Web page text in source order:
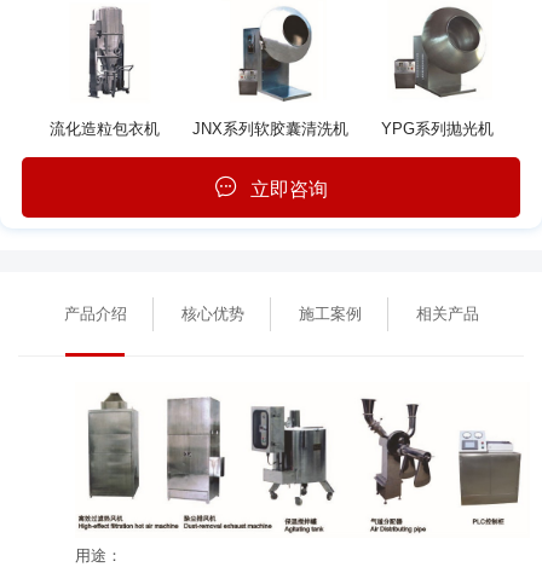
流化造粒包衣机 JNX系列软胶囊清洗机 YPG系列抛光机
立即咨询
产品介绍 核心优势 施工案例 相关产品
用途：